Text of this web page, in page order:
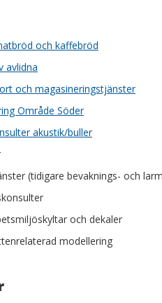
och kaffebröd
avlidna
och magasineringstjänster
Område Söder
akustik/buller
(tidigare bevaknings- och
och dekaler
modellering